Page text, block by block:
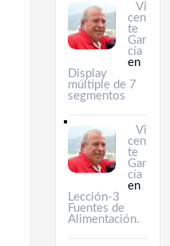
Vi
cen
te
Gar
cía
en
Display
múltiple de 7
segmentos
Vi
cen
te
Gar
cía
en
Lección-3
Fuentes de
Alimentación.